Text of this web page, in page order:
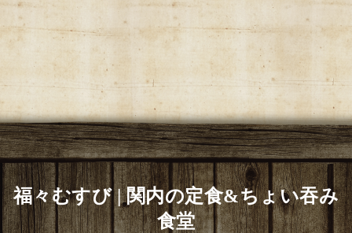
福々むすび | 関内の定食&ちょい吞み
食堂